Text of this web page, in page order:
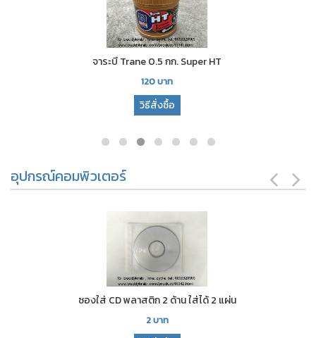
จาระบี Trane 0.5 กก. Super HT
120บาท
วิธีสั่งซื้อ
อุปกรณ์คอมพิวเตอร์
ซองใส่ CD พลาสติก 2 ด้าน ใส่ได้ 2 แผ่น
2บาท